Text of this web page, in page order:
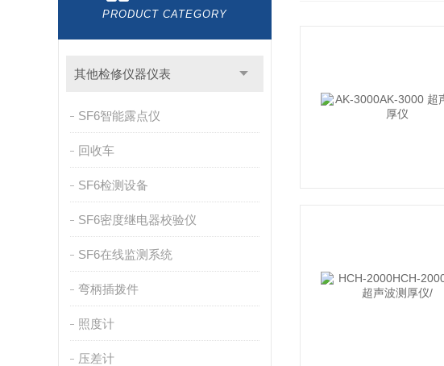
PRODUCT CATEGORY
其他检修仪器仪表
SF6智能露点仪
回收车
SF6检测设备
SF6密度继电器校验仪
SF6在线监测系统
弯柄插拨件
照度计
压差计